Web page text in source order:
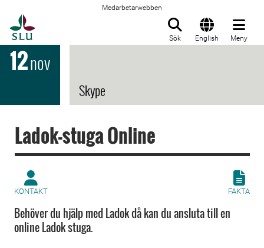
Medarbetarwebben
Sök English Meny
12nov
Skype
Ladok-stuga Online
KONTAKT FAKTA
Behöver du hjälp med Ladok då kan du ansluta till en
online Ladok stuga.